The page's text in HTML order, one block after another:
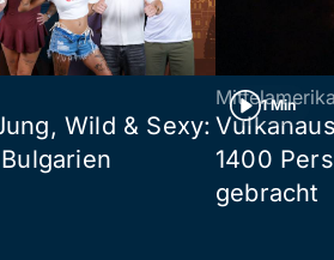
Wild & Sexy:
1 Min
1400
gebracht